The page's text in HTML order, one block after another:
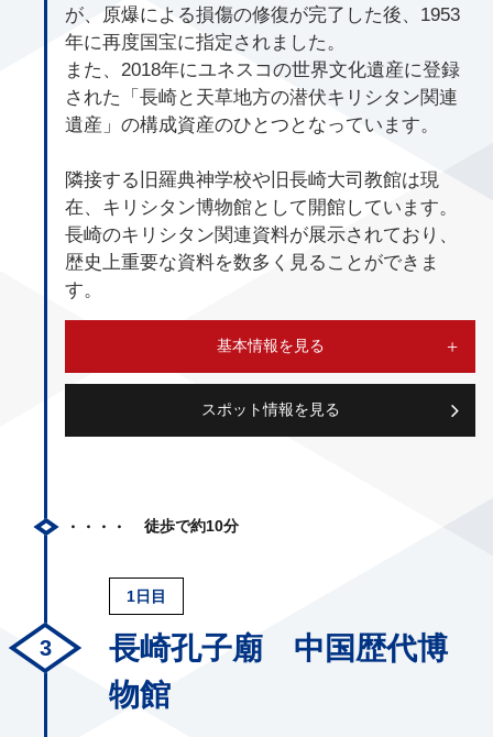
が、原爆による損傷の修復が完了した後、1953
年に再度国宝に指定されました。
また、2018年にユネスコの世界文化遺産に登録
された「長崎と天草地方の潜伏キリシタン関連
遺産」の構成資産のひとつとなっています。
隣接する旧羅典神学校や旧長崎大司教館は現
在、キリシタン博物館として開館しています。
長崎のキリシタン関連資料が展示されており、
歴史上重要な資料を数多く見ることができま
す。
基本情報を見る
スポット情報を見る
徒歩で約10分
1日目
長崎孔子廟 中国歴代博
物館